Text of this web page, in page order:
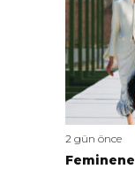
2 gün önce
Feminene